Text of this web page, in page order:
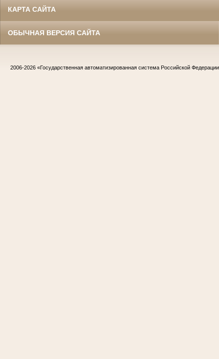
КАРТА САЙТА
ОБЫЧНАЯ ВЕРСИЯ САЙТА
2006-2026 «Государственная автоматизированная система Российской